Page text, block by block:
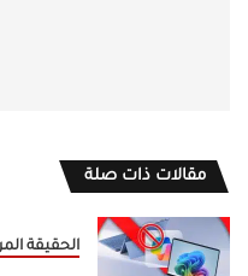
مقالات ذات صلة